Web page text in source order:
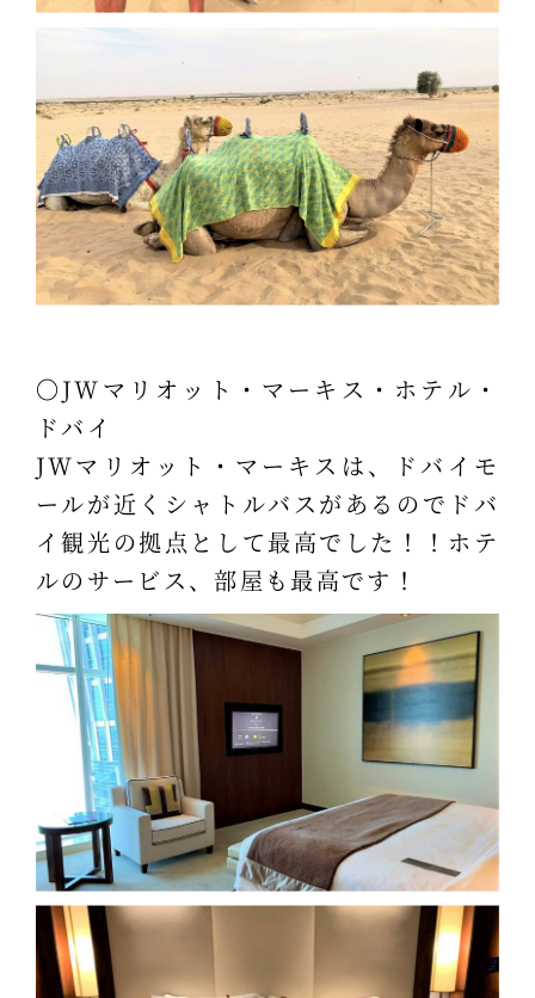
〇JWマリオット・マーキス・ホテル・
ドバイ
JWマリオット・マーキスは、ドバイモ
ールが近くシャトルバスがあるのでドバ
イ観光の拠点として最高でした！！ホテ
ルのサービス、部屋も最高です！